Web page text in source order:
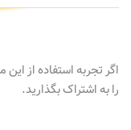
اگر تجربه استفاده از
را به اشتراک بگذارید.